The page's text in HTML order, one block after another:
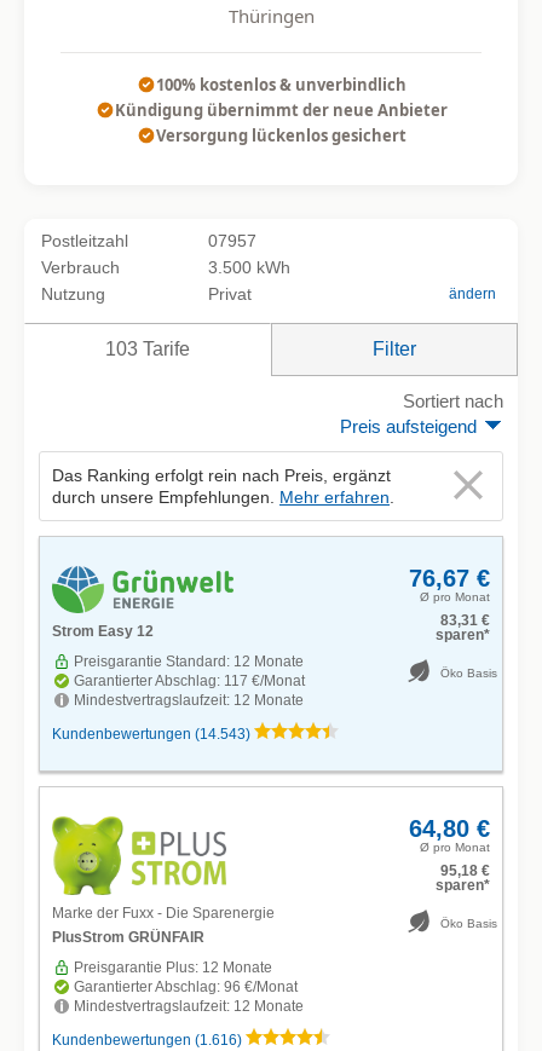
Thüringen
100% kostenlos & unverbindlich
Kündigung übernimmt der neue Anbieter
Versorgung lückenlos gesichert